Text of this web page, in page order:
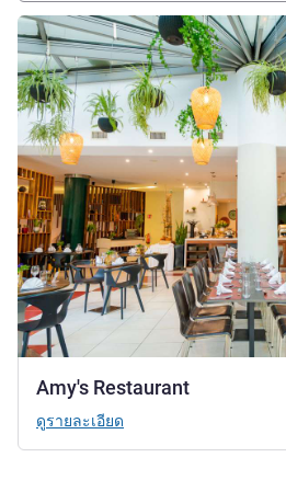
Amy's Restaurant
ดูรายละเอียด
ดูรายละเอียด